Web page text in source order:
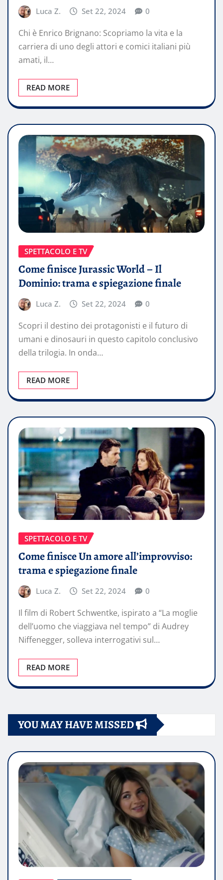
Luca Z. Set 22, 2024 0
Chi è Enrico Brignano: Scopriamo la vita e la
carriera di uno degli attori e comici italiani più
amati, il…
READ MORE
SPETTACOLO E TV
Come finisce Jurassic World – Il
Dominio: trama e spiegazione finale
Luca Z. Set 22, 2024 0
Scopri il destino dei protagonisti e il futuro di
umani e dinosauri in questo capitolo conclusivo
della trilogia. In onda…
READ MORE
SPETTACOLO E TV
Come finisce Un amore all’improvviso:
trama e spiegazione finale
Luca Z. Set 22, 2024 0
Il film di Robert Schwentke, ispirato a “La moglie
dell’uomo che viaggiava nel tempo” di Audrey
Niffenegger, solleva interrogativi sul…
READ MORE
YOU MAY HAVE MISSED